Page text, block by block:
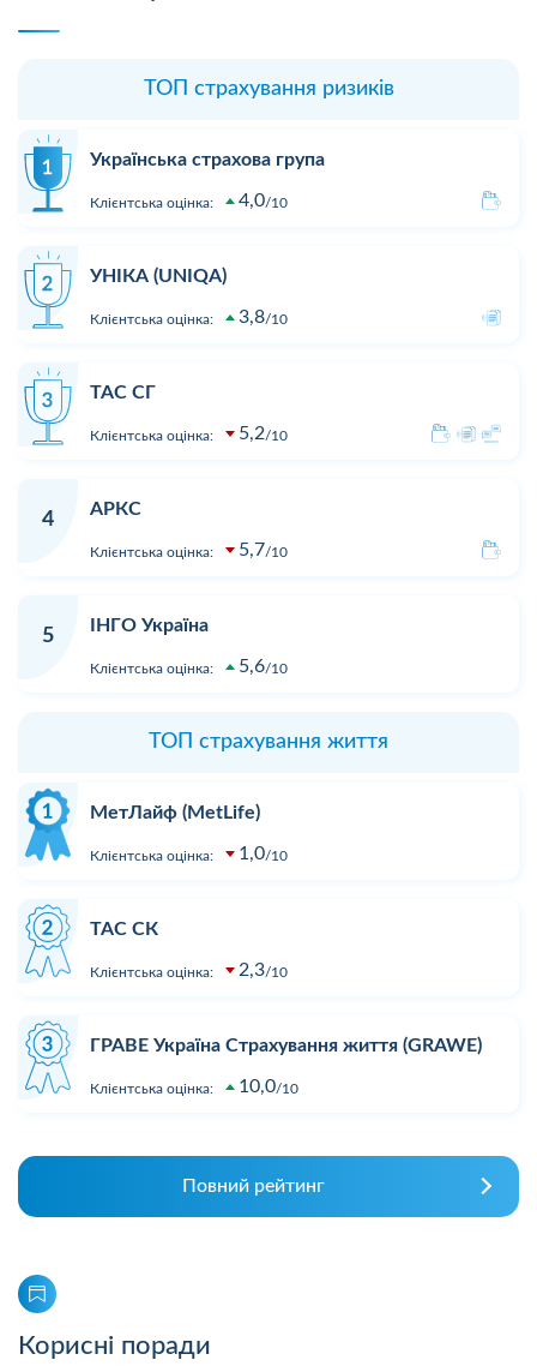
ТОП страхування ризиків
Українська страхова група
Клієнтська оцінка: 4,0 10
УНІКА (UNIQA)
Клієнтська оцінка: 3,8 10
ТАС СГ
Клієнтська оцінка: 5,2 10
4
АРКС
Клієнтська оцінка: 5,7 10
5
ІНГО Україна
Клієнтська оцінка: 5,6 10
ТОП страхування життя
МетЛайф (MetLife)
Клієнтська оцінка: 1,0 10
ТАС СК
Клієнтська оцінка: 2,3 10
ГРАВЕ Україна Страхування життя (GRAWE)
Клієнтська оцінка: 10,0 10
Повний рейтинг
Корисні поради